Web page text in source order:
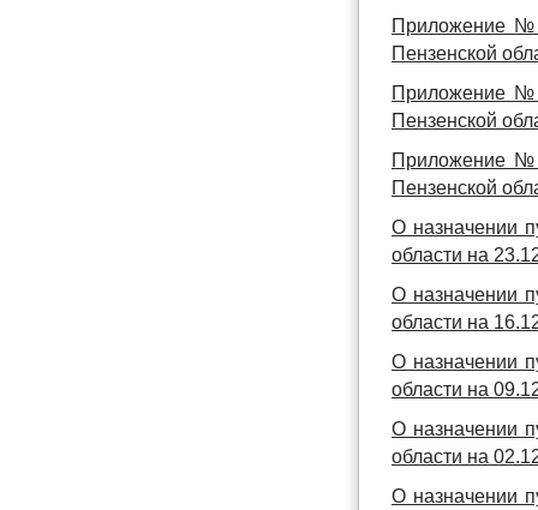
Приложение №
Пензенской
Приложение №
Пензенской
Приложение №
Пензенской
О назначении
области на
О назначении
области на
О назначении
области на
О назначении
области на
О назначении